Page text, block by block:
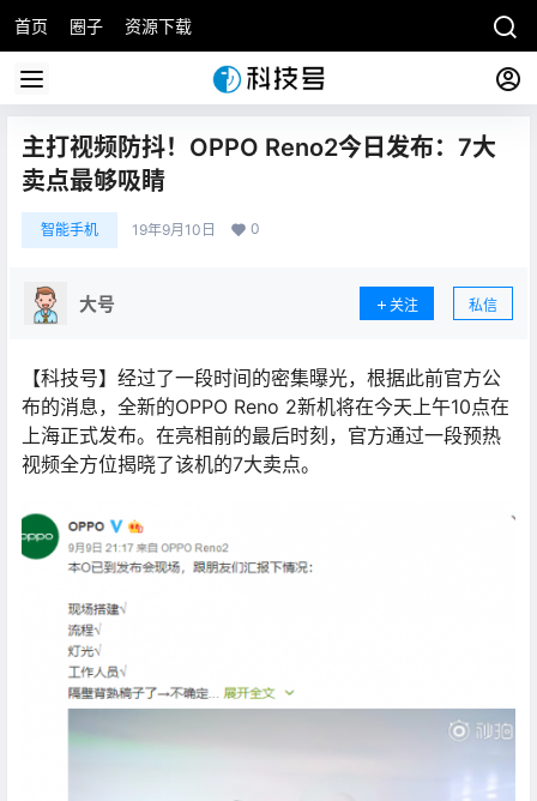
首页 圈子 资源下载
主打视频防抖！OPPO Reno2今日发布：7大
卖点最够吸睛
智能手机 19年9月10日 0
大号 关注 私信
【科技号】经过了一段时间的密集曝光，根据此前官方公
布的消息，全新的OPPO Reno 2新机将在今天上午10点在
上海正式发布。在亮相前的最后时刻，官方通过一段预热
视频全方位揭晓了该机的7大卖点。